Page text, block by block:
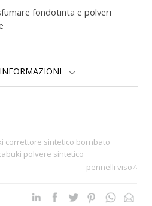
fondotinta e polveri
correttore sintetico bombato
polvere sintetico
pennelli viso